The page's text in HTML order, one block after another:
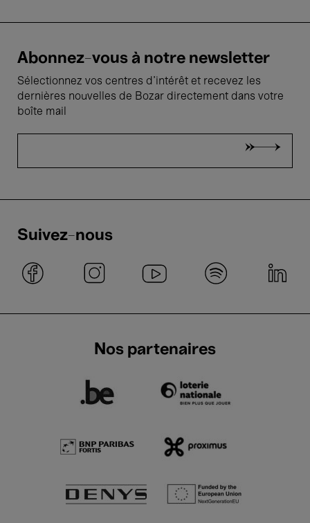
Abonnez-vous à notre newsletter
Sélectionnez vos centres d'intérêt et recevez les
dernières nouvelles de Bozar directement dans votre
boîte mail
Suivez-nous
Nos partenaires